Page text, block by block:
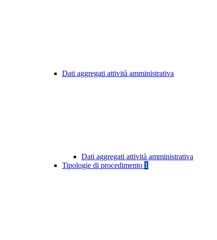
Dati aggregati attività amministrativa
Dati aggregati attività amministrativa
Tipologie di procedimento 1